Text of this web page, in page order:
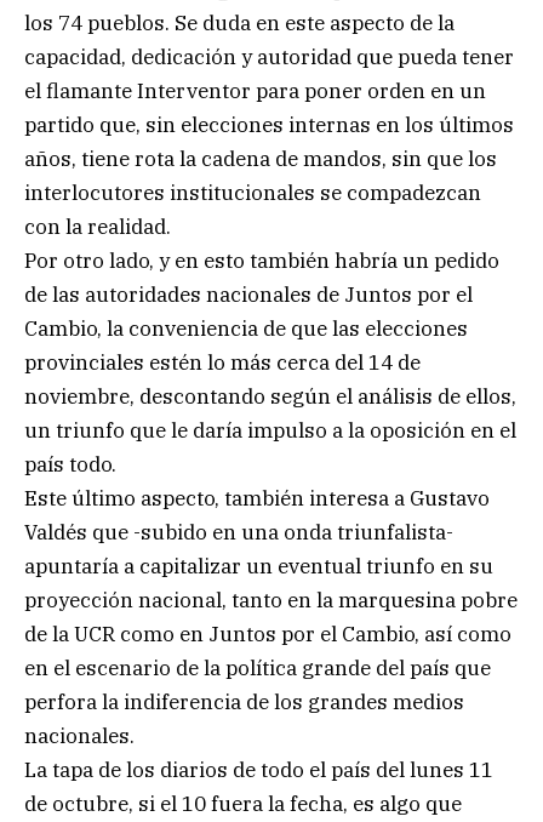
los 74 pueblos. Se duda en este aspecto de la
capacidad, dedicación y autoridad que pueda tener
el flamante Interventor para poner orden en un
partido que, sin elecciones internas en los últimos
años, tiene rota la cadena de mandos, sin que los
interlocutores institucionales se compadezcan
con la realidad.
Por otro lado, y en esto también habría un pedido
de las autoridades nacionales de Juntos por el
Cambio, la conveniencia de que las elecciones
provinciales estén lo más cerca del 14 de
noviembre, descontando según el análisis de ellos,
un triunfo que le daría impulso a la oposición en el
país todo.
Este último aspecto, también interesa a Gustavo
Valdés que -subido en una onda triunfalista-
apuntaría a capitalizar un eventual triunfo en su
proyección nacional, tanto en la marquesina pobre
de la UCR como en Juntos por el Cambio, así como
en el escenario de la política grande del país que
perfora la indiferencia de los grandes medios
nacionales.
La tapa de los diarios de todo el país del lunes 11
de octubre, si el 10 fuera la fecha, es algo que